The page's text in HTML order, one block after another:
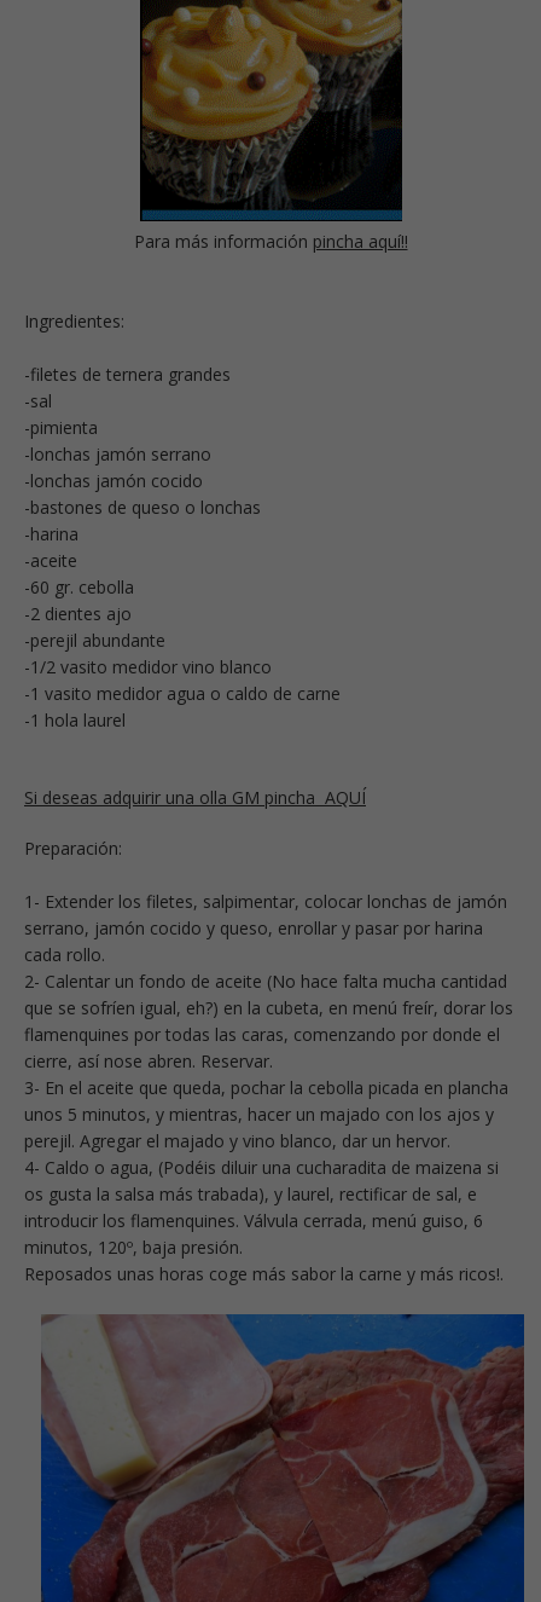
Para más información pincha aquí!!
Ingredientes:
-filetes de ternera grandes
-sal
-pimienta
-lonchas jamón serrano
-lonchas jamón cocido
-bastones de queso o lonchas
-harina
-aceite
-60 gr. cebolla
-2 dientes ajo
-perejil abundante
-1/2 vasito medidor vino blanco
-1 vasito medidor agua o caldo de carne
-1 hola laurel
Si deseas adquirir una olla GM pincha AQUÍ
Preparación:
1- Extender los filetes, salpimentar, colocar lonchas de jamón
serrano, jamón cocido y queso, enrollar y pasar por harina
cada rollo.
2- Calentar un fondo de aceite (No hace falta mucha cantidad
que se sofríen igual, eh?) en la cubeta, en menú freír, dorar los
flamenquines por todas las caras, comenzando por donde el
cierre, así nose abren. Reservar.
3- En el aceite que queda, pochar la cebolla picada en plancha
unos 5 minutos, y mientras, hacer un majado con los ajos y
perejil. Agregar el majado y vino blanco, dar un hervor.
4- Caldo o agua, (Podéis diluir una cucharadita de maizena si
os gusta la salsa más trabada), y laurel, rectificar de sal, e
introducir los flamenquines. Válvula cerrada, menú guiso, 6
minutos, 120º, baja presión.
Reposados unas horas coge más sabor la carne y más ricos!.